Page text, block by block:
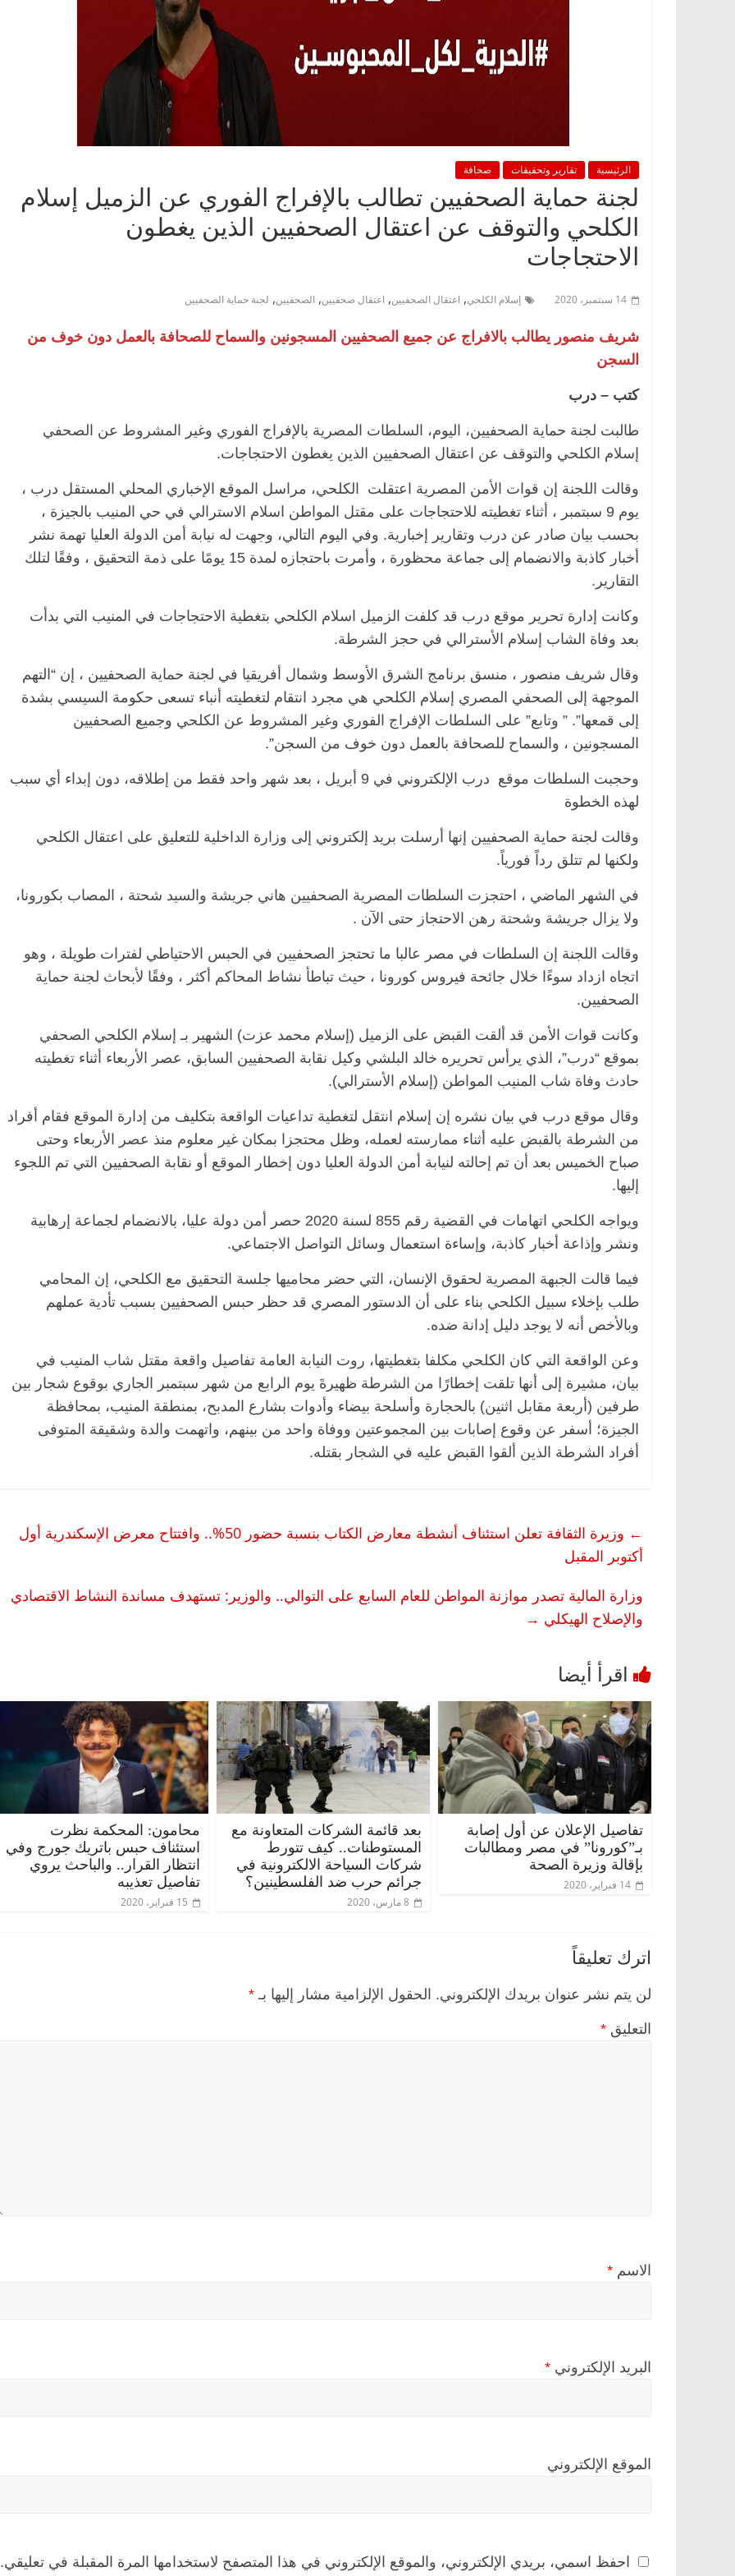
الرئيسية تقارير وتحقيقات صحافة
لجنة حماية الصحفيين تطالب بالإفراج الفوري عن الزميل إسلام
الكلحي والتوقف عن اعتقال الصحفيين الذين يغطون
الاحتجاجات
14 سبتمبر، 2020 إسلام الكلحي, اعتقال الصحفيين, اعتقال صحفيين, الصحفيين, لجنة حماية الصحفيين
شريف منصور يطالب بالافراج عن جميع الصحفيين المسجونين والسماح للصحافة بالعمل دون خوف من
السجن
كتب – درب
طالبت لجنة حماية الصحفيين، اليوم، السلطات المصرية بالإفراج الفوري وغير المشروط عن الصحفي
إسلام الكلحي والتوقف عن اعتقال الصحفيين الذين يغطون الاحتجاجات.
وقالت اللجنة إن قوات الأمن المصرية اعتقلت الكلحي، مراسل الموقع الإخباري المحلي المستقل درب ،
يوم 9 سبتمبر ، أثناء تغطيته للاحتجاجات على مقتل المواطن اسلام الاسترالي في حي المنيب بالجيزة ،
بحسب بيان صادر عن درب وتقارير إخبارية. وفي اليوم التالي، وجهت له نيابة أمن الدولة العليا تهمة نشر
أخبار كاذبة والانضمام إلى جماعة محظورة ، وأمرت باحتجازه لمدة 15 يومًا على ذمة التحقيق ، وفقًا لتلك
التقارير.
وكانت إدارة تحرير موقع درب قد كلفت الزميل اسلام الكلحي بتغطية الاحتجاجات في المنيب التي بدأت
بعد وفاة الشاب إسلام الأسترالي في حجز الشرطة.
وقال شريف منصور ، منسق برنامج الشرق الأوسط وشمال أفريقيا في لجنة حماية الصحفيين ، إن “التهم
الموجهة إلى الصحفي المصري إسلام الكلحي هي مجرد انتقام لتغطيته أنباء تسعى حكومة السيسي بشدة
إلى قمعها”. ” وتابع” على السلطات الإفراج الفوري وغير المشروط عن الكلحي وجميع الصحفيين
المسجونين ، والسماح للصحافة بالعمل دون خوف من السجن”.
وحجبت السلطات موقع درب الإلكتروني في 9 أبريل ، بعد شهر واحد فقط من إطلاقه، دون إبداء أي سبب
لهذه الخطوة
وقالت لجنة حماية الصحفيين إنها أرسلت بريد إلكتروني إلى وزارة الداخلية للتعليق على اعتقال الكلحي
ولكنها لم تتلق رداً فورياً.
في الشهر الماضي ، احتجزت السلطات المصرية الصحفيين هاني جريشة والسيد شحتة ، المصاب بكورونا،
ولا يزال جريشة وشحتة رهن الاحتجاز حتى الآن .
وقالت اللجنة إن السلطات في مصر عالبا ما تحتجز الصحفيين في الحبس الاحتياطي لفترات طويلة ، وهو
اتجاه ازداد سوءًا خلال جائحة فيروس كورونا ، حيث تباطأ نشاط المحاكم أكثر ، وفقًا لأبحاث لجنة حماية
الصحفيين.
وكانت قوات الأمن قد ألقت القبض على الزميل (إسلام محمد عزت) الشهير بـ إسلام الكلحي الصحفي
بموقع “درب”، الذي يرأس تحريره خالد البلشي وكيل نقابة الصحفيين السابق، عصر الأربعاء أثناء تغطيته
حادث وفاة شاب المنيب المواطن (إسلام الأسترالي).
وقال موقع درب في بيان نشره إن إسلام انتقل لتغطية تداعيات الواقعة بتكليف من إدارة الموقع فقام أفراد
من الشرطة بالقبض عليه أثناء ممارسته لعمله، وظل محتجزا بمكان غير معلوم منذ عصر الأربعاء وحتى
صباح الخميس بعد أن تم إحالته لنيابة أمن الدولة العليا دون إخطار الموقع أو نقابة الصحفيين التي تم اللجوء
إليها.
ويواجه الكلحي اتهامات في القضية رقم 855 لسنة 2020 حصر أمن دولة عليا، بالانضمام لجماعة إرهابية
ونشر وإذاعة أخبار كاذبة، وإساءة استعمال وسائل التواصل الاجتماعي.
فيما قالت الجبهة المصرية لحقوق الإنسان، التي حضر محاميها جلسة التحقيق مع الكلحي، إن المحامي
طلب بإخلاء سبيل الكلحي بناء على أن الدستور المصري قد حظر حبس الصحفيين بسبب تأدية عملهم
وبالأخص أنه لا يوجد دليل إدانة ضده.
وعن الواقعة التي كان الكلحي مكلفا بتغطيتها، روت النيابة العامة تفاصيل واقعة مقتل شاب المنيب في
بيان، مشيرة إلى أنها تلقت إخطارًا من الشرطة ظهيرةَ يوم الرابع من شهر سبتمبر الجاري بوقوع شجار بين
طرفين (أربعة مقابل اثنين) بالحجارة وأسلحة بيضاء وأدوات بشارع المدبح، بمنطقة المنيب، بمحافظة
الجيزة؛ أسفر عن وقوع إصابات بين المجموعتين ووفاة واحد من بينهم، واتهمت والدة وشقيقة المتوفى
أفراد الشرطة الذين ألقوا القبض عليه في الشجار بقتله.
←
وزيرة الثقافة تعلن استئناف أنشطة معارض الكتاب بنسبة حضور 50%.. وافتتاح معرض الإسكندرية أول
أكتوبر المقبل
وزارة المالية تصدر موازنة المواطن للعام السابع على التوالي.. والوزير: تستهدف مساندة النشاط الاقتصادي
والإصلاح الهيكلي →
تفاصيل الإعلان عن أول إصابة
بـ”كورونا” في مصر ومطالبات
بإقالة وزيرة الصحة
14 فبراير، 2020
بعد قائمة الشركات المتعاونة مع
المستوطنات.. كيف تتورط
شركات السياحة الالكترونية في
جرائم حرب ضد الفلسطينين؟
8 مارس، 2020
محامون: المحكمة نظرت
استئناف حبس باتريك جورج وفي
انتظار القرار.. والباحث يروي
تفاصيل تعذيبه
15 فبراير، 2020
اترك تعليقاً
لن يتم نشر عنوان بريدك الإلكتروني. الحقول الإلزامية مشار إليها بـ *
التعليق *
الاسم *
البريد الإلكتروني *
الموقع الإلكتروني
احفظ اسمي، بريدي الإلكتروني، والموقع الإلكتروني في هذا المتصفح لاستخدامها المرة المقبلة في تعليقي.
الرئيسية مصر ناس وناس
حسين عبدالهادي فارس مقاومة
الخصخصة الذي دافع عن المال العام
(بروفايل)
الرئيسية مصر ناس وناس
في ذكرى رحيله.. د. نور فرحات فقيه
قانوني دافع عن قضايا الوطن وانحاز
للحرية (بروفايل)
ناس وناس
فاروق.. خبير اقتصادي
بذكرى ميلاده وحيداً على أبواب